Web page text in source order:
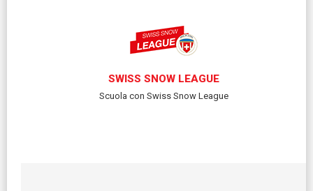
SWISS SNOW LEAGUE
Scuola con Swiss Snow League